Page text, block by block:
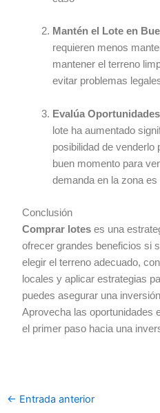
Mantén el Lote en
requieren menos
mantener el terreno
evitar problemas
Evalúa
lote ha aumentado
posibilidad de venderlo
buen momento para
demanda en la zona es
Conclusión
Comprar lotes es una
ofrecer grandes beneficios si
elegir el terreno adecuado,
locales y aplicar estrategias
puedes asegurar una
Aprovecha las oportunidades
el primer paso hacia una
← Entrada anterior